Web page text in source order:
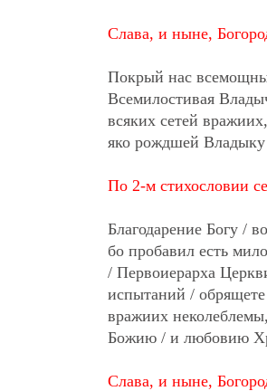
Слава, и ныне,
Покрый нас
Всемилостивая
всяких сетей
яко рождшей
По 2-м стихословии
Благодарение Богу /
бо пробавил есть
/ Первоиерарха
испытаний /
вражиих
Божию / и любовию
Слава, и ныне,